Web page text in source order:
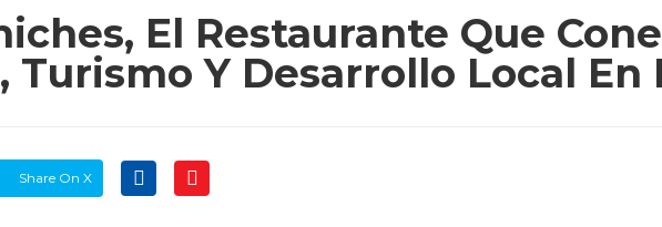
El Restaurante Que
Y Desarrollo Local En
Share On X